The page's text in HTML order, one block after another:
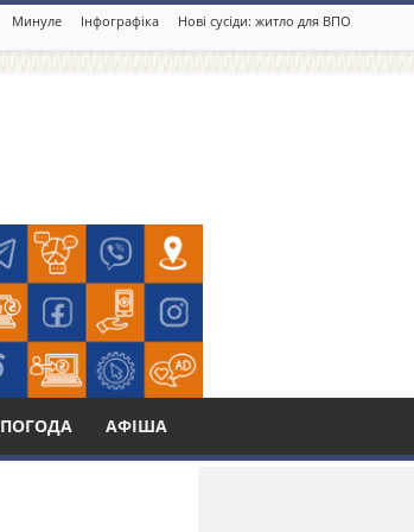
Минуле Інфографіка Нові сусіди: житло для ВПО
ПОГОДА АФІША